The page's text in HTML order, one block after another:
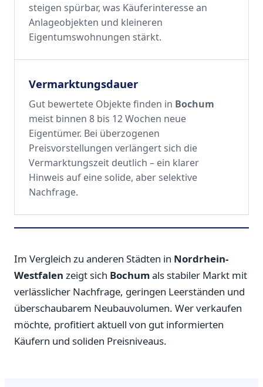
steigen spürbar, was Käuferinteresse an
Anlageobjekten und kleineren
Eigentumswohnungen stärkt.
Vermarktungsdauer
Gut bewertete Objekte finden in Bochum
meist binnen 8 bis 12 Wochen neue
Eigentümer. Bei überzogenen
Preisvorstellungen verlängert sich die
Vermarktungszeit deutlich – ein klarer
Hinweis auf eine solide, aber selektive
Nachfrage.
Im Vergleich zu anderen Städten in Nordrhein-
Westfalen zeigt sich Bochumals stabiler Markt mit
verlässlicher Nachfrage, geringen Leerständen und
überschaubarem Neubauvolumen. Wer verkaufen
möchte, profitiert aktuell von gut informierten
Käufern und soliden Preisniveaus.